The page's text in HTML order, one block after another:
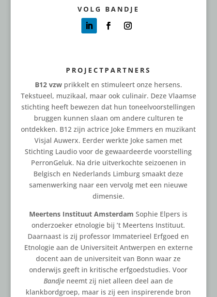
VOLG BANDJE
PROJECTPARTNERS
B12 vzwprikkelt en stimuleert onze hersens.
Tekstueel, muzikaal, maar ook culinair. Deze Vlaamse
stichting heeft bewezen dat hun toneelvoorstellingen
bruggen kunnen slaan om andere culturen te
ontdekken. B12 zijn actrice Joke Emmers en muzikant
Visjal Auwerx. Eerder werkte Joke samen met
Stichting Laudio voor de gewaardeerde voorstelling
PerronGeluk. Na drie uitverkochte seizoenen in
Belgisch en Nederlands Limburg smaakt deze
samenwerking naar een vervolg met een nieuwe
dimensie.
Meertens Instituut Amsterdam Sophie Elpers is
onderzoeker etnologie bij ’t Meertens Instituut.
Daarnaast is zij professor Immaterieel Erfgoed en
Etnologie aan de Universiteit Antwerpen en externe
docent aan de universiteit van Bonn waar ze
onderwijs geeft in kritische erfgoedstudies. Voor
Bandje neemt zij niet alleen deel aan de
klankbordgroep, maar is zij een inspirerende bron